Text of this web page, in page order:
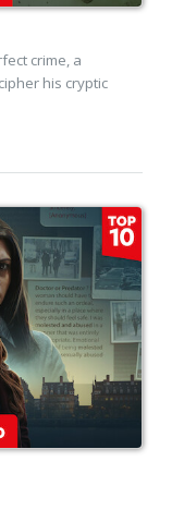
crime, a
his cryptic